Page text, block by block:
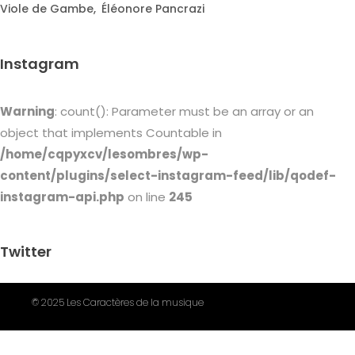
Viole de Gambe Éléonore Pancrazi
Instagram
Warning: count(): Parameter must be an array or an
object that implements Countable in
/home/cqpyxcv/lesombres/wp-
content/plugins/select-instagram-feed/lib/qodef-
instagram-api.php on line 245
Twitter
© 2025 Les Caractères de la musique